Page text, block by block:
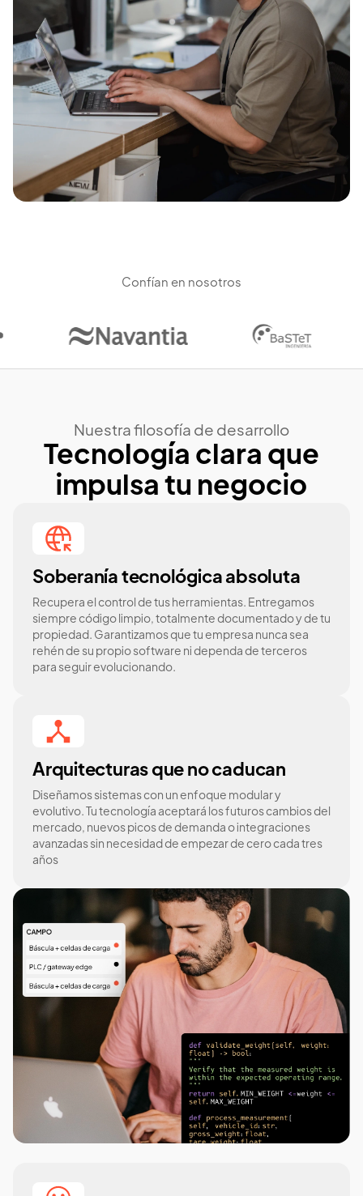
Confían en nosotros
Nuestra filosofía de desarrollo
Tecnología clara que
impulsa tu negocio
Soberanía tecnológica absoluta
Recupera el control de tus herramientas. Entregamos
siempre código limpio, totalmente documentado y de tu
propiedad. Garantizamos que tu empresa nunca sea
rehén de su propio software ni dependa de terceros
para seguir evolucionando.
Arquitecturas que no caducan
Diseñamos sistemas con un enfoque modular y
evolutivo. Tu tecnología aceptará los futuros cambios del
mercado, nuevos picos de demanda o integraciones
avanzadas sin necesidad de empezar de cero cada tres
años